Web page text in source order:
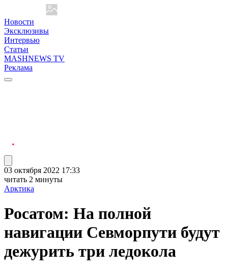
Новости
Эксклюзивы
Интервью
Статьи
MASHNEWS TV
Реклама
03 октября 2022 17:33
читать 2 минуты
Арктика
Росатом: На полной
навигации Севморпути будут
дежурить три ледокола